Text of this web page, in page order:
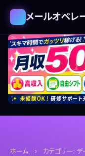
メールオペレ
ホーム › カテゴリー: デ